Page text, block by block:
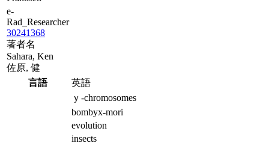
e-
Rad_Researcher
30241368
著者名
Sahara, Ken
佐原, 健
言語
英語
ｙ-chromosomes
bombyx-mori
evolution
insects